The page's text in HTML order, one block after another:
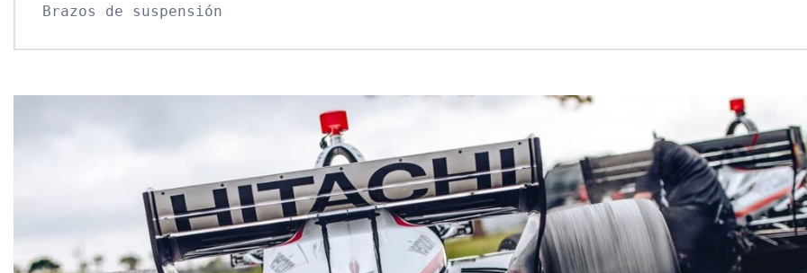
Brazos de suspensión